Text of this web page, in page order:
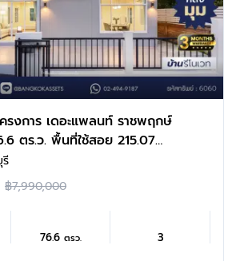
ครงการ เดอะแพลนท์ ราชพฤกษ์
ตร.ว. พื้นที่ใช้สอย 215.07
งนอน 3 ห้องน้ำ จอดรถได้ 2
พ เดินทางสะดวก ใกล้วงเวียน
ทางด่วน ศรีรัช และรถไฟฟ้า
างรักใหญ่"
฿7,990,000
76.6 ตรว. 3